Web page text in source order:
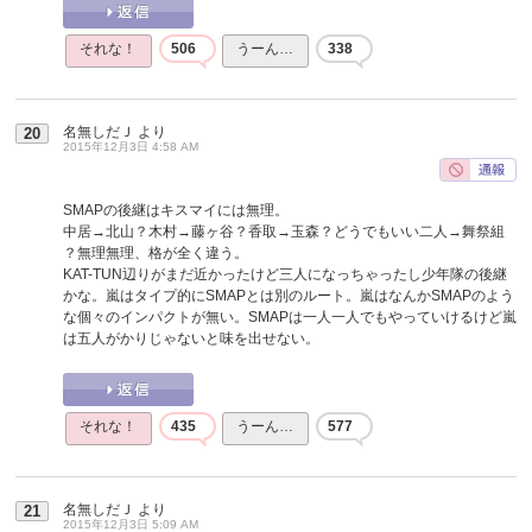
それな！ 506 うーん… 338
20 名無しだＪ より
2015年12月3日 4:58 AM
SMAPの後継はキスマイには無理。
中居→北山？木村→藤ヶ谷？香取→玉森？どうでもいい二人→舞祭組
？無理無理、格が全く違う。
KAT-TUN辺りがまだ近かったけど三人になっちゃったし少年隊の後継
かな。嵐はタイプ的にSMAPとは別のルート。嵐はなんかSMAPのよう
な個々のインパクトが無い。SMAPは一人一人でもやっていけるけど嵐
は五人がかりじゃないと味を出せない。
それな！ 435 うーん… 577
21 名無しだＪ より
2015年12月3日 5:09 AM